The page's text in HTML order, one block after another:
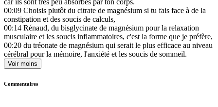
car ils sont très peu absorbés par ton corps.
00:09 Choisis plutôt du citrate de magnésium si tu fais face à de la
constipation et des soucis de calculs,
00:14 Rénaud, du bisglycinate de magnésium pour la relaxation
musculaire et les soucis inflammatoires, c'est la forme que je préfère,
00:20 du tréonate de magnésium qui serait le plus efficace au niveau
cérébral pour la mémoire, l'anxiété et les soucis de sommeil.
Voir moins
Commentaires